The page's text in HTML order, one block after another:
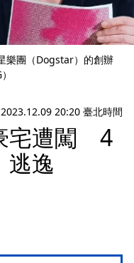
樂團（Dogstar）的創辦
2023.12.09 20:20 臺北時間
宅遭闖 4
逃逸